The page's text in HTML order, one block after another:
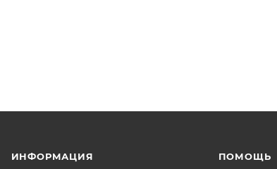
ИНФОРМАЦИЯ ПОМОЩЬ